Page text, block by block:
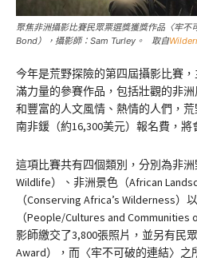
聚焦非洲攝影比賽民眾票選獎獲獎作品〈牢
Bond），攝影師：Sam Turley。 取自
今年是荒野探險的第四屆攝影比賽
滿力量的參賽作品，包括壯觀的非
和豐富的人文風情、熱情的人們，
南非鍰（約16,300美元）報名費，將
這項比賽共有四個類別，分別為非
Wildlife）、非洲景色（African
（Conserving Africa’s Wilderness
（People/Cultures and
影師繳交了3,800張照片，並另有民
Award），而〈牢不可破的連結〉